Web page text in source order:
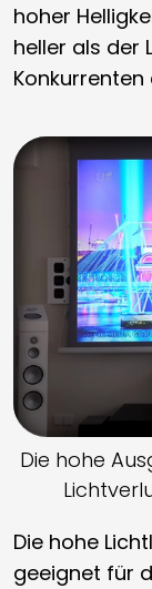
hoher
heller als der
Die hohe
Die hohe
geeignet für